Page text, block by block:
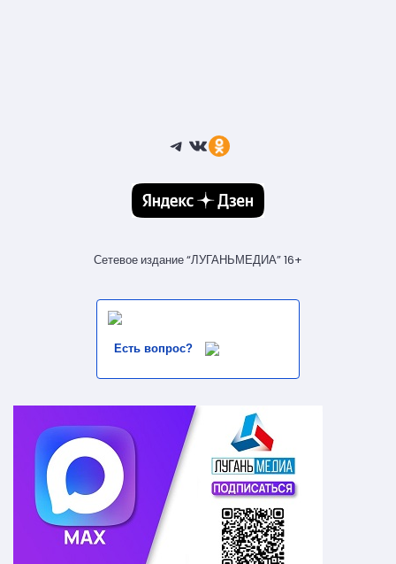
Telegram
ВКонтакте
Ссылка
Сетевое издание “ЛУГАНЬМЕДИА” 16+
Есть вопрос?